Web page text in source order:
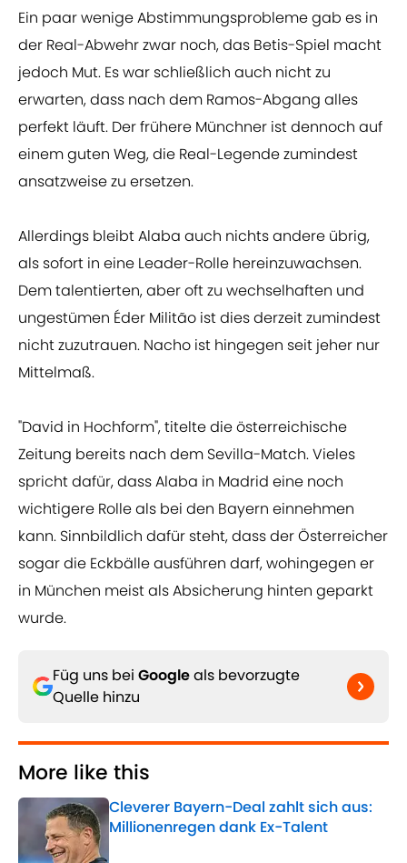
Ein paar wenige Abstimmungsprobleme gab es in
der Real-Abwehr zwar noch, das Betis-Spiel macht
jedoch Mut. Es war schließlich auch nicht zu
erwarten, dass nach dem Ramos-Abgang alles
perfekt läuft. Der frühere Münchner ist dennoch auf
einem guten Weg, die Real-Legende zumindest
ansatzweise zu ersetzen.
Allerdings bleibt Alaba auch nichts andere übrig,
als sofort in eine Leader-Rolle hereinzuwachsen.
Dem talentierten, aber oft zu wechselhaften und
ungestümen Éder Militão ist dies derzeit zumindest
nicht zuzutrauen. Nacho ist hingegen seit jeher nur
Mittelmaß.
"David in Hochform", titelte die österreichische
Zeitung bereits nach dem Sevilla-Match. Vieles
spricht dafür, dass Alaba in Madrid eine noch
wichtigere Rolle als bei den Bayern einnehmen
kann. Sinnbildlich dafür steht, dass der Österreicher
sogar die Eckbälle ausführen darf, wohingegen er
in München meist als Absicherung hinten geparkt
wurde.
Füg uns bei Googleals bevorzugte
Quelle hinzu
More like this
Cleverer Bayern-Deal zahlt sich aus:
Millionenregen dank Ex-Talent